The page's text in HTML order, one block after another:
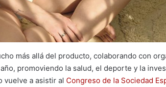
más allá del producto, colaborando con
promoviendo la salud, el deporte y la
vuelve a asistir al Congreso de la Sociedad